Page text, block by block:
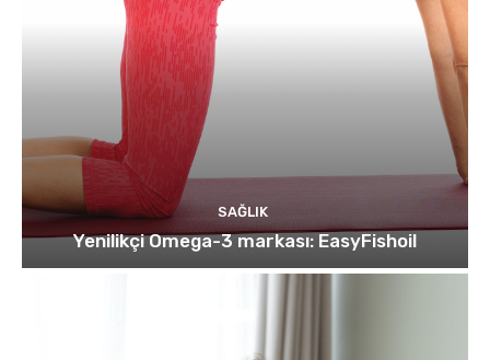
SAĞLIK
Yenilikçi Omega-3 markası: EasyFishoil